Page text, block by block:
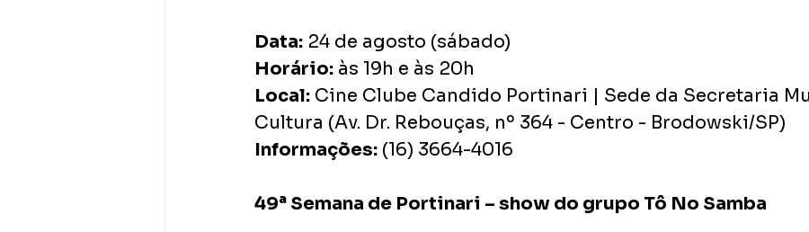
Data: 24 de agosto (sábado)
Horário: às 19h e às 20h
Local: Cine Clube Candido Portinari | Sede da Secretaria
Cultura (Av. Dr. Rebouças, nº 364 - Centro - Brodowski/SP)
Informações: (16) 3664-4016
49ª Semana de Portinari – show do grupo Tô No Samba